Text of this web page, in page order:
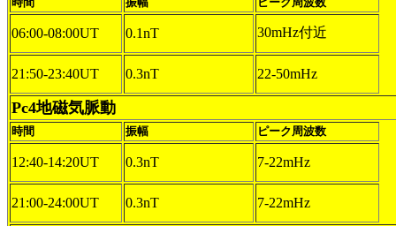
06:00-08:00UT 0.1nT 30mHz付近
21:50-23:40UT 0.3nT 22-50mHz
Pc4地磁気脈動
時間 振幅 ピーク周波数
12:40-14:20UT 0.3nT 7-22mHz
21:00-24:00UT 0.3nT 7-22mHz